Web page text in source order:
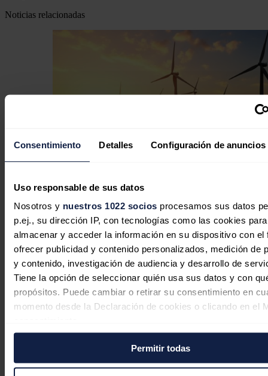
Consentimiento Detalles Configuración de anuncios
Uso responsable de sus datos
Nosotros y nuestros 1022 socios procesamos sus datos
p.ej., su dirección IP, con tecnologías como las cookies para
almacenar y acceder la información en su dispositivo con el
ofrecer publicidad y contenido personalizados, medición de
y contenido, investigación de audiencia y desarrollo de
Tiene la opción de seleccionar quién usa sus datos y con
propósitos. Puede cambiar o retirar su consentimiento en
momento desde la Declaración de cookies o clicando en el
Si lo permite, también quisiéramos:
Recopilar información sobre su ubicación geográfica
Permitir todas
Noticias relacionadas
La inversión energética en España
cambia de rumbo: las baterías y las
redes sustituyen al boom renovable
Sandra Acosta07/08/2026
automovilístico español vuelve a
aumentar en 2025 hasta los 14,6 años